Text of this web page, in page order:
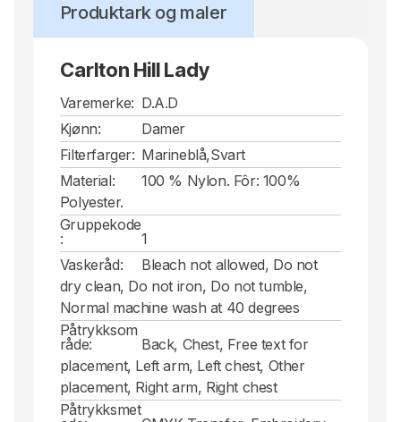
Produktark og maler
Carlton Hill Lady
Varemerke: D.A.D
Kjønn:
Damer
Filterfarger: Marineblå,Svart
Material:
100 % Nylon. Fôr: 100%
Polyester.
Gruppekode
:
1
Vaskeråd:
Bleach not allowed, Do not
dry clean, Do not iron, Do not tumble,
Normal machine wash at 40 degrees
Påtrykksom
råde:
Back, Chest, Free text for
placement, Left arm, Left chest, Other
placement, Right arm, Right chest
Påtrykksmet